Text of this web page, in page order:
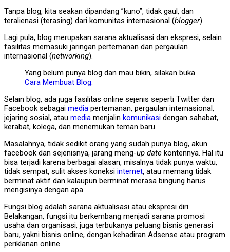
Tanpa blog, kita seakan dipandang ”kuno”, tidak gaul, dan
teralienasi (terasing) dari komunitas internasional (blogger).
Lagi pula, blog merupakan sarana aktualisasi dan ekspresi, selain
fasilitas memasuki jaringan pertemanan dan pergaulan
internasional (networking).
Yang belum punya blog dan mau bikin, silakan buka
Cara Membuat Blog.
Selain blog, ada juga fasilitas online sejenis seperti Twitter dan
Facebook sebagai media pertemanan, pergaulan internasional,
jejaring sosial, atau media menjalin komunikasi dengan sahabat,
kerabat, kolega, dan menemukan teman baru.
Masalahnya, tidak sedikit orang yang sudah punya blog, akun
facebook dan sejenisnya, jarang meng-up date kontennya. Hal itu
bisa terjadi karena berbagai alasan, misalnya tidak punya waktu,
tidak sempat, sulit akses koneksi internet, atau memang tidak
berminat aktif dan kalaupun berminat merasa bingung harus
mengisinya dengan apa.
Fungsi blog adalah sarana aktualisasi atau ekspresi diri.
Belakangan, fungsi itu berkembang menjadi sarana promosi
usaha dan organisasi, juga terbukanya peluang bisnis generasi
baru, yakni bisnis online, dengan kehadiran Adsense atau program
periklanan online.